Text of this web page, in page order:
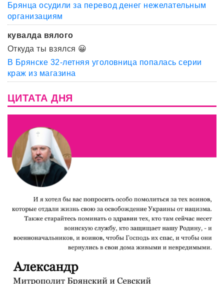
Брянца осудили за перевод денег нежелательным
организациям
кувалда вялого
Откуда ты взялся 😀
В Брянске 32-летняя уголовница попалась серии
краж из магазина
ЦИТАТА ДНЯ